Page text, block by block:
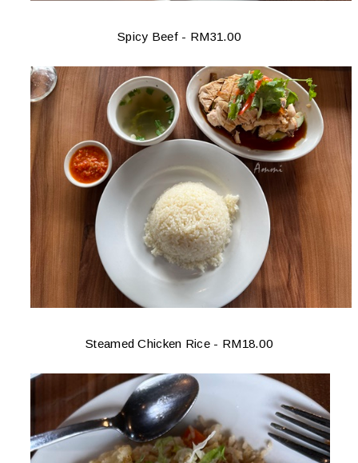
Spicy Beef - RM31.00
Steamed Chicken Rice - RM18.00